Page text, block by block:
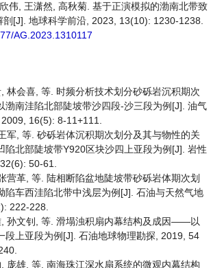
伟, 王潇然, 高秋菊. 基于正演模拟的渤南北带致
剖[J]. 地球科学前沿, 2023, 13(10): 1230-1238.
AG.2023.1310117
林会喜, 等. 时频分析技术划分砂砾岩沉积期次
南洼陷北部陡坡带沙四段-沙三段为例[J]. 油气
16(5): 8-11+111.
军, 等. 砂砾岩体沉积期次划分及其与物性的关
北部陡坡带Y920区块沙四上亚段为例[J]. 岩性
50-61.
营革, 等. 陆相断陷盆地陡坡带砂砾岩体期次划
车西洼陷北带中浅层为例[J]. 石油与天然气地
222-228.
, 孙文钊, 等. 滑塌浊积扇内幕结构及成因——以
段上亚段为例[J]. 石油地球物理勘探, 2019, 54
庞雄, 等. 南海珠江深水扇系统的微观内幕结构